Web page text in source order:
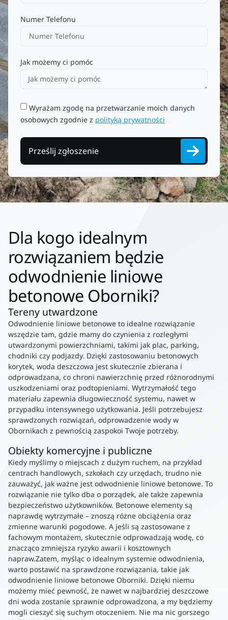
Numer Telefonu
Jak możemy ci pomóc
Wyrażam zgodę na przetwarzanie moich danych
osobowych zgodnie z polityką prywatności
Prześlij zgłoszenie
Dla kogo idealnym
rozwiązaniem będzie
odwodnienie liniowe
betonowe Oborniki?
Tereny utwardzone
Odwodnienie liniowe betonowe to idealne rozwiązanie
wszędzie tam, gdzie mamy do czynienia z rozległymi
utwardzonymi powierzchniami, takimi jak plac, parking,
chodniki czy podjazdy. Dzięki zastosowaniu betonowych
korytek, woda deszczowa jest skutecznie zbierana i
odprowadzana, co chroni nawierzchnię przed różnorodnymi
uszkodzeniami oraz podtopieniami. Wytrzymałość tego
materiału zapewnia długowieczność systemu, nawet w
przypadku intensywnego użytkowania. Jeśli potrzebujesz
sprawdzonych rozwiązań, odprowadzenie wody w
Obornikach z pewnością zaspokoi Twoje potrzeby.
Obiekty komercyjne i publiczne
Kiedy myślimy o miejscach z dużym ruchem, na przykład
centrach handlowych, szkołach czy urzędach, trudno nie
zauważyć, jak ważne jest odwodnienie liniowe betonowe. To
rozwiązanie nie tylko dba o porządek, ale także zapewnia
bezpieczeństwo użytkowników. Betonowe elementy są
naprawdę wytrzymałe – znoszą różne obciążenia oraz
zmienne warunki pogodowe. A jeśli są zastosowane z
fachowym montażem, skutecznie odprowadzają wodę, co
znacząco zmniejsza ryzyko awarii i kosztownych
napraw.Zatem, myśląc o idealnym systemie odwodnienia,
warto postawić na sprawdzone rozwiązania, takie jak
odwodnienie liniowe betonowe Oborniki. Dzięki niemu
możemy mieć pewność, że nawet w najbardziej deszczowe
dni woda zostanie sprawnie odprowadzona, a my będziemy
mogli cieszyć się suchym otoczeniem. Nie ma nic gorszego